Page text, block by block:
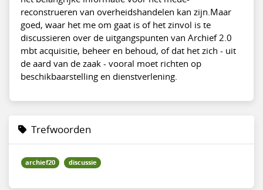
reconstrueren van overheidshandelen kan zijn.Maar
goed, waar het me om gaat is of het zinvol is te
discussieren over de uitgangspunten van Archief 2.0
mbt acquisitie, beheer en behoud, of dat het zich - uit
de aard van de zaak - vooral moet richten op
beschikbaarstelling en dienstverlening.
Trefwoorden
archief20 discussie